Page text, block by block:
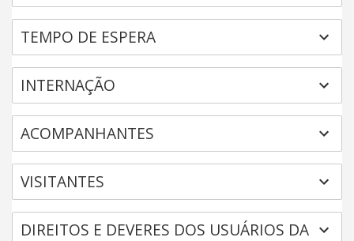
TEMPO DE ESPERA
INTERNAÇÃO
ACOMPANHANTES
VISITANTES
DIREITOS E DEVERES DOS USUÁRIOS DA